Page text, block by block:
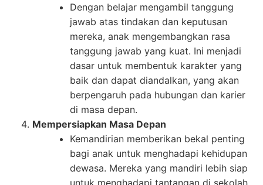
Dengan belajar mengambil tanggung
jawab atas tindakan dan keputusan
mereka, anak mengembangkan rasa
tanggung jawab yang kuat. Ini menjadi
dasar untuk membentuk karakter yang
baik dan dapat diandalkan, yang akan
berpengaruh pada hubungan dan karier
di masa depan.
Mempersiapkan Masa Depan
Kemandirian memberikan bekal penting
bagi anak untuk menghadapi kehidupan
dewasa. Mereka yang mandiri lebih siap
untuk menghadapi tantangan di sekolah,